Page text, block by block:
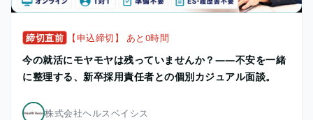
締切直前 【申込締切】 あと0時間
今の就活にモヤモヤは残っていませんか？——不安を一緒
に整理する、新卒採用責任者との個別カジュアル面談。
株式会社ヘルスベイシス